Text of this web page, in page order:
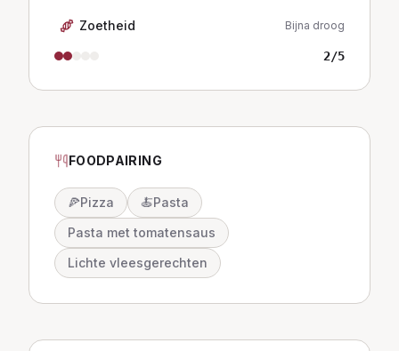
Zoetheid Bijna droog
2/5
FOODPAIRING
🍕Pizza 🍝Pasta
Pasta met tomatensaus
Lichte vleesgerechten